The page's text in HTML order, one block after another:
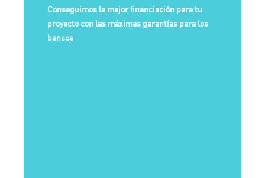
Conseguimos la mejor financiación para tu
proyecto con las máximas garantías para los
bancos